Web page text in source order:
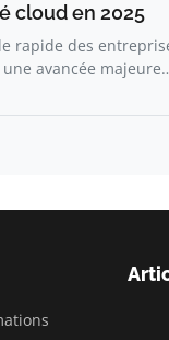
cloud en 2025
rapide des
avancée